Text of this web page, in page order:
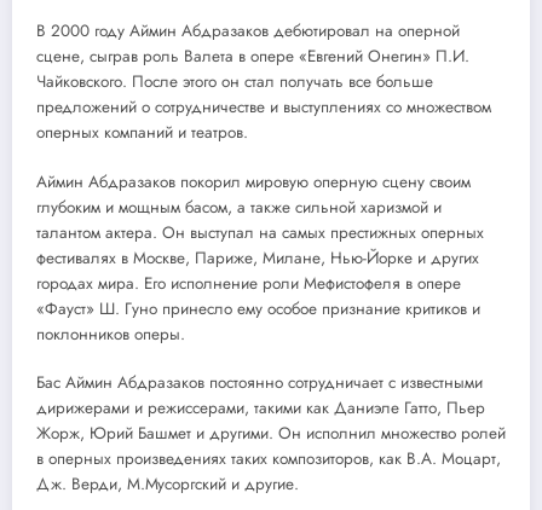
В 2000 году Аймин Абдразаков дебютировал на оперной
сцене, сыграв роль Валета в опере «Евгений Онегин» П.И.
Чайковского. После этого он стал получать все больше
предложений о сотрудничестве и выступлениях со множеством
оперных компаний и театров.
Аймин Абдразаков покорил мировую оперную сцену своим
глубоким и мощным басом, а также сильной харизмой и
талантом актера. Он выступал на самых престижных оперных
фестивалях в Москве, Париже, Милане, Нью-Йорке и других
городах мира. Его исполнение роли Мефистофеля в опере
«Фауст» Ш. Гуно принесло ему особое признание критиков и
поклонников оперы.
Бас Аймин Абдразаков постоянно сотрудничает с известными
дирижерами и режиссерами, такими как Даниэле Гатто, Пьер
Жорж, Юрий Башмет и другими. Он исполнил множество ролей
в оперных произведениях таких композиторов, как В.А. Моцарт,
Дж. Верди, М.Мусоргский и другие.